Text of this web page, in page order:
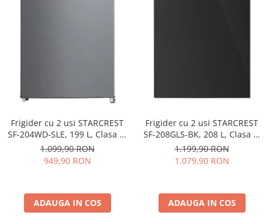
Frigider cu 2 usi STARCREST
SF-204WD-SLE, 199 L, Clasa E,
Dozator Apa, Iluminare LED,
Termostat Ajustabil, Usi
reversibile, H 143 cm, Argintiu
1.099,90 RON
949,90 RON
ADAUGA IN COS
Frigider cu 2 usi STARCREST
SF-208GLS-BK, 208 L, Clasa E,
Iluminare LED, Usi reversibile,
H 140 cm, Sticla Neagra
1.199,90 RON
1.079,90 RON
ADAUGA IN COS